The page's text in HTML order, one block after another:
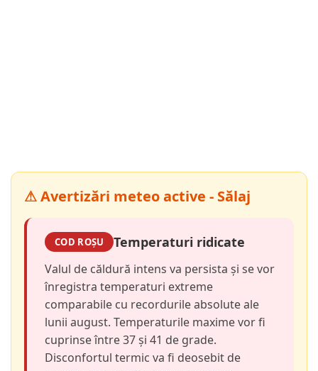
⚠ Avertizări meteo active - Sălaj
COD ROȘU Temperaturi ridicate
Valul de căldură intens va persista și se vor
înregistra temperaturi extreme
comparabile cu recordurile absolute ale
lunii august. Temperaturile maxime vor fi
cuprinse între 37 și 41 de grade.
Disconfortul termic va fi deosebit de